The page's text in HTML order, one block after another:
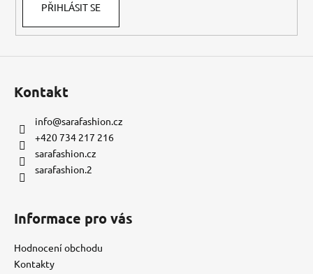
PŘIHLÁSIT SE
Kontakt
info@sarafashion.cz
+420 734 217 216
sarafashion.cz
sarafashion.2
Informace pro vás
Hodnocení obchodu
Kontakty